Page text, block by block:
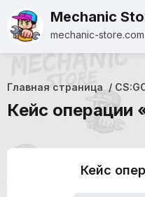
Mechanic
mechanic-store.com
Главная страница
Кейс операции
Кейс